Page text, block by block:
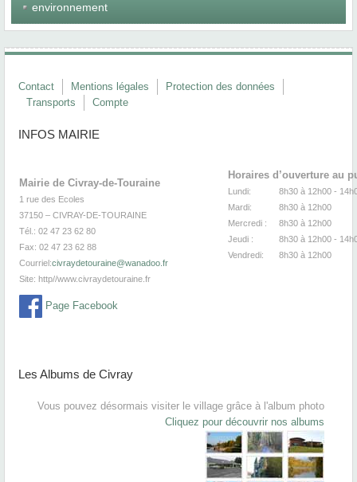
environnement
Contact Mentions légales
Protection des données
Transports
Compte
INFOS MAIRIE
Mairie de Civray-de-Touraine
1 rue des Ecoles
37150 – CIVRAY-DE-TOURAINE
Tél.: 02 47 23 62 80
Fax: 02 47 23 62 88
Courriel:civraydetouraine@wanadoo.fr
Site: http//www.civraydetouraine.fr
Page Facebook
Horaires d’ouverture au
Lundi:
8h30 à 12h00 -
Mardi:
8h30 à
Mercredi :
8h30 à
Jeudi :
8h30 à 12h00 -
Vendredi:
8h30 à
Les Albums de Civray
Vous pouvez désormais visiter le village grâce à l'album photo
Cliquez pour découvrir nos albums